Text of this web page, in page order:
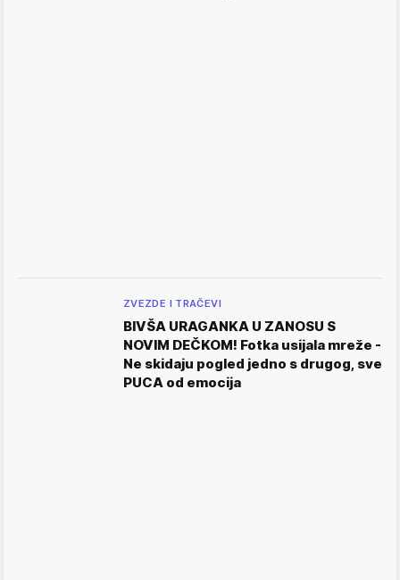
ZVEZDE I TRAČEVI
BIVŠA URAGANKA U ZANOSU S
NOVIM DEČKOM! Fotka usijala mreže -
Ne skidaju pogled jedno s drugog, sve
PUCA od emocija